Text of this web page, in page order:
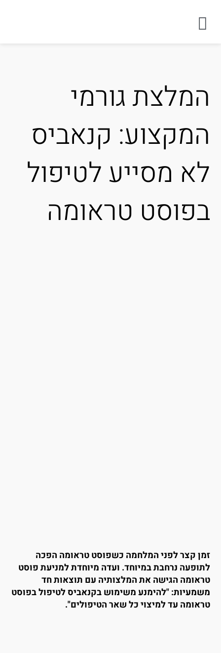
גורמי
קנאביס
מסייע לטיפול
טראומה
קצר לפני המלחמה כשפוסט טראומה הפכה
נרחבת במיוחד. ועדה מיוחדת למניעת פוסט
הגישה את המלצותיה עם תוצאות חד
"להימנע משימוש בקנאביס לטיפול בפוסט
עד למיצוי כל שאר הטיפולים".